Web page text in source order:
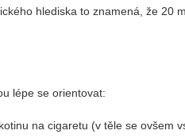
hlediska to znamená, že 20
lépe se orientovat:
na cigaretu (v těle se ovšem